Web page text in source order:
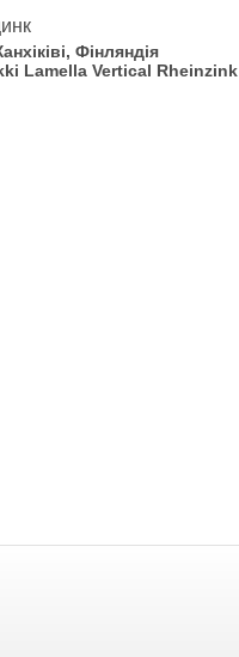
Фінляндія
Lamella Vertical Rheinzink